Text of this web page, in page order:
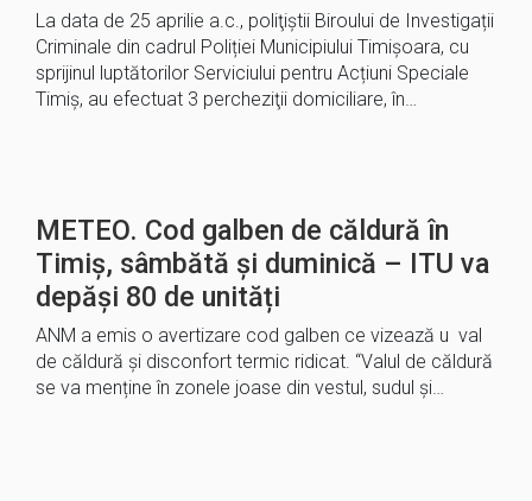
La data de 25 aprilie a.c., poliţiştii Biroului de Investigații
Criminale din cadrul Poliției Municipiului Timișoara, cu
sprijinul luptătorilor Serviciului pentru Acțiuni Speciale
Timiș, au efectuat 3 percheziţii domiciliare, în…
METEO. Cod galben de căldură în
Timiș, sâmbătă și duminică – ITU va
depăși 80 de unități
ANM a emis o avertizare cod galben ce vizează u val
de căldură și disconfort termic ridicat. “Valul de căldură
se va menține în zonele joase din vestul, sudul și…